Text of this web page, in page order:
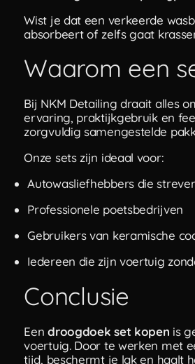
Wist je dat een verkeerde
absorbeert of zelfs gaat
Waarom een
Bij NKM Detailing draait alles
ervaring, praktijkgebruik en
zorgvuldig samengestelde
Onze sets zijn ideaal voor:
Autowasliefhebbers die
Professionele poetsbedrijven
Gebruikers van keramische
Iedereen die zijn voertuig
Conclusie
Eendroogdoek set kopen is
voertuig. Door te werken met
tijd, beschermt je lak en haalt